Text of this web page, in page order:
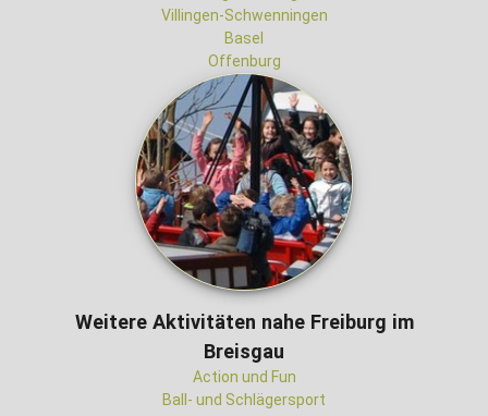
Villingen-Schwenningen
Basel
Offenburg
Weitere Aktivitäten nahe Freiburg im
Breisgau
Action und Fun
Ball- und Schlägersport